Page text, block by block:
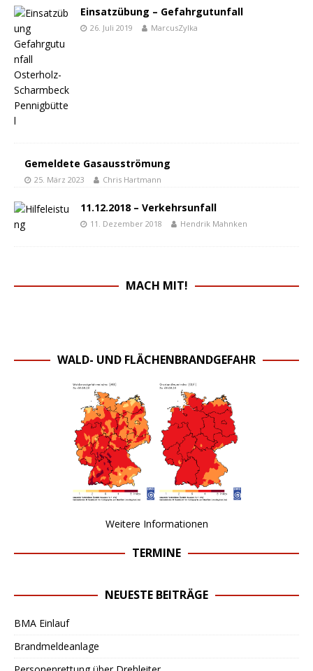
Einsatzübung – Gefahrgutunfall
26. Juli 2019 MarcusZylka
Gemeldete Gasausströmung
25. März 2023 Chris Hartmann
11.12.2018 – Verkehrsunfall
11. Dezember 2018 Hendrik Mahnken
MACH MIT!
WALD- UND FLÄCHENBRANDGEFAHR
Weitere Informationen
TERMINE
NEUESTE BEITRÄGE
BMA Einlauf
Brandmeldeanlage